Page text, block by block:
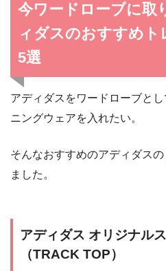
今ワードローブに取
ィダスのおすすめト
5選
アディダスをワードローブと
ニングウェアを入れたい。
そんなおすすめのアディダス
ました。
アディダス オリジナル
（TRACK TOP）